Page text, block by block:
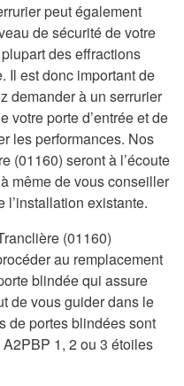
peut également
de sécurité de votre
des effractions
Il est donc important de
demander à un serrurier
votre porte d’entrée et de
les performances. Nos
(01160) seront à l’écoute
même de vous conseiller
l’installation existante.
(01160)
au remplacement
blindée qui assure
de vous guider dans le
de portes blindées sont
1, 2 ou 3 étoiles